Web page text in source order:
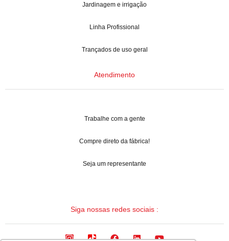
Jardinagem e irrigação
Linha Profissional
Trançados de uso geral
Atendimento
Trabalhe com a gente
Compre direto da fábrica!
Seja um representante
Siga nossas redes sociais :